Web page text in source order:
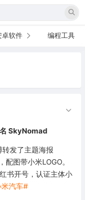
卓软件 编程工具
SkyNomad
发了主题海报
图带小米LOGO。
书开号，认证主体小
汽车#